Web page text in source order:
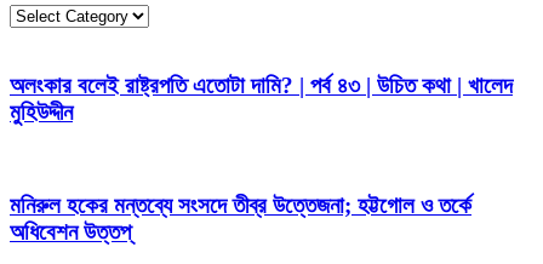
নির্বাচন
অলংকার বলেই রাষ্ট্রপতি এতোটা দামি? | পর্ব ৪৩ | উচিত কথা | খালেদ
মুহিউদ্দীন
মনিরুল হকের মন্তব্যে সংসদে তীব্র উত্তেজনা; হট্টগোল ও তর্কে
অধিবেশন উত্তপ্